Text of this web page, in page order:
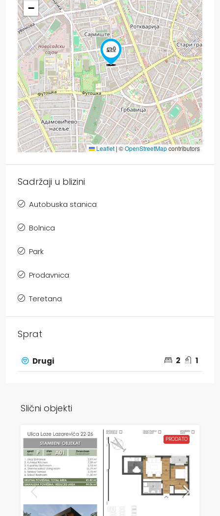
−
Leaflet | ©OpenStreetMapcontributors
Sadržaji u blizini
Autobuska stanica
Bolnica
Park
Prodavnica
Teretana
Sprat
Drugi 2 1
Slični objekti
PRODATO